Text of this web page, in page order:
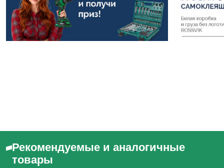
Рекомендуемые и аналогичные
товары